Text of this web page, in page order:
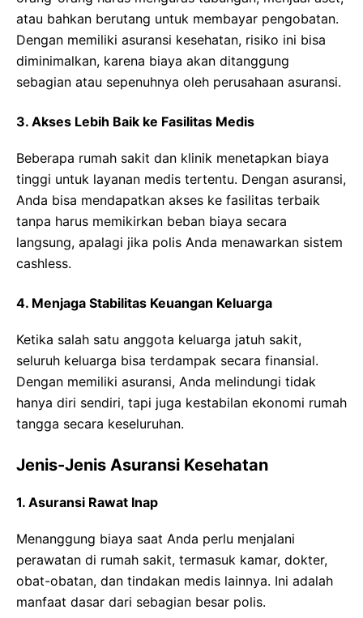
atau bahkan berutang untuk membayar pengobatan.
Dengan memiliki asuransi kesehatan, risiko ini bisa
diminimalkan, karena biaya akan ditanggung
sebagian atau sepenuhnya oleh perusahaan asuransi.
3. Akses Lebih Baik ke Fasilitas Medis
Beberapa rumah sakit dan klinik menetapkan biaya
tinggi untuk layanan medis tertentu. Dengan asuransi,
Anda bisa mendapatkan akses ke fasilitas terbaik
tanpa harus memikirkan beban biaya secara
langsung, apalagi jika polis Anda menawarkan sistem
cashless.
4. Menjaga Stabilitas Keuangan Keluarga
Ketika salah satu anggota keluarga jatuh sakit,
seluruh keluarga bisa terdampak secara finansial.
Dengan memiliki asuransi, Anda melindungi tidak
hanya diri sendiri, tapi juga kestabilan ekonomi rumah
tangga secara keseluruhan.
Jenis-Jenis Asuransi Kesehatan
1. Asuransi Rawat Inap
Menanggung biaya saat Anda perlu menjalani
perawatan di rumah sakit, termasuk kamar, dokter,
obat-obatan, dan tindakan medis lainnya. Ini adalah
manfaat dasar dari sebagian besar polis.